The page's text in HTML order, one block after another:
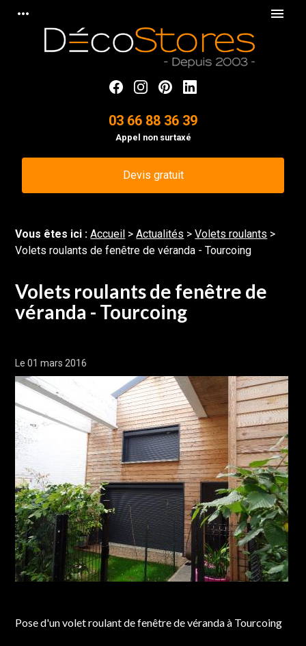
more_horiz menu
03 66 88 36 39
Appel non surtaxé
Devis gratuit
Vous êtes ici : Accueil >Actualités >Volets roulants >
Volets roulants de fenêtre de véranda - Tourcoing
Volets roulants de fenêtre de
véranda - Tourcoing
Le 01 mars 2016
Pose d'un volet roulant de fenêtre de véranda à Tourcoing